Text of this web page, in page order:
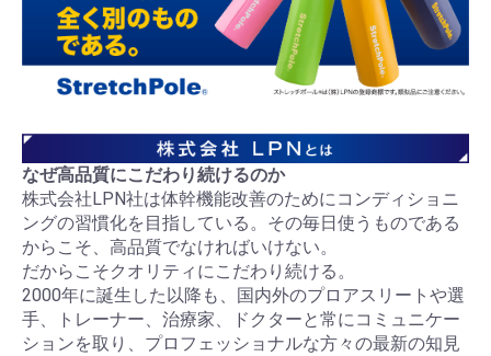
なぜ高品質にこだわり続けるのか
株式会社LPN社は体幹機能改善のためにコンディショニ
ングの習慣化を目指している。その毎日使うものである
からこそ、高品質でなければいけない。
だからこそクオリティにこだわり続ける。
2000年に誕生した以降も、国内外のプロアスリートや選
手、トレーナー、治療家、ドクターと常にコミュニケー
ションを取り、プロフェッショナルな方々の最新の知見